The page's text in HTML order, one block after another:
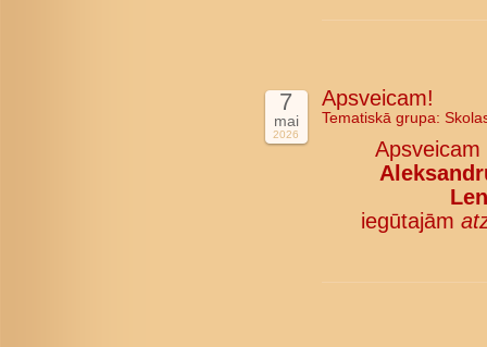
7
mai
2026
Apsveicam!
Tematiskā grupa:
Apsveicam
iegūtajām